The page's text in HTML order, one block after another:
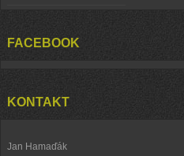
FACEBOOK
KONTAKT
Jan Hamaďák